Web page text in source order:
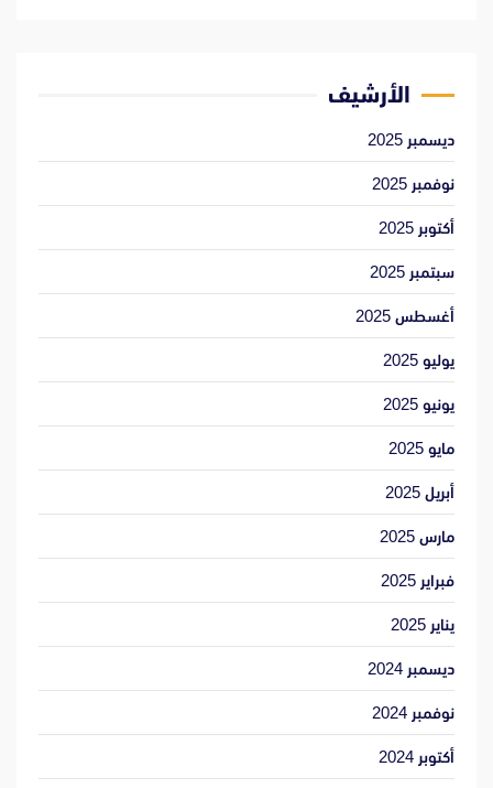
الأرشيف
ديسمبر 2025
نوفمبر 2025
أكتوبر 2025
سبتمبر 2025
أغسطس 2025
يوليو 2025
يونيو 2025
مايو 2025
أبريل 2025
مارس 2025
فبراير 2025
يناير 2025
ديسمبر 2024
نوفمبر 2024
أكتوبر 2024